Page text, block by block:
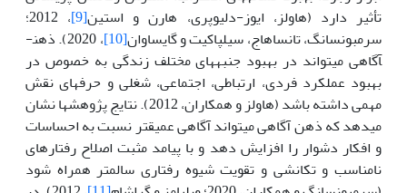
تأثیر دارد (هاولز، ایوز-دلیوپری، هارن و استین[9]
، 2012؛
سرمبونسانگ، تانساهاج، سیلپاکیت و گایساوان[10]
، 2020). ذهن­
آگاهی می­تواند در بهبود جنبه­های مختلف زندگی به خصوص در
بهبود عملکرد فردی، ارتباطی، اجتماعی، شغلی و حرفه­ای نقش
مهمی داشته باشد (هاولز و همکاران، 2012). نتایج پژوهش­ها نشان
می­دهد که ذهن آگاهی می­تواند آگاهی عمیق­تر نسبت به احساسات
و افکار دشوار را افزایش دهد و با پیامد مثبت اصلاح رفتارهای
نامناسب و تکانشی و تقویت شیوه رفتاری سالم­تر همراه شود